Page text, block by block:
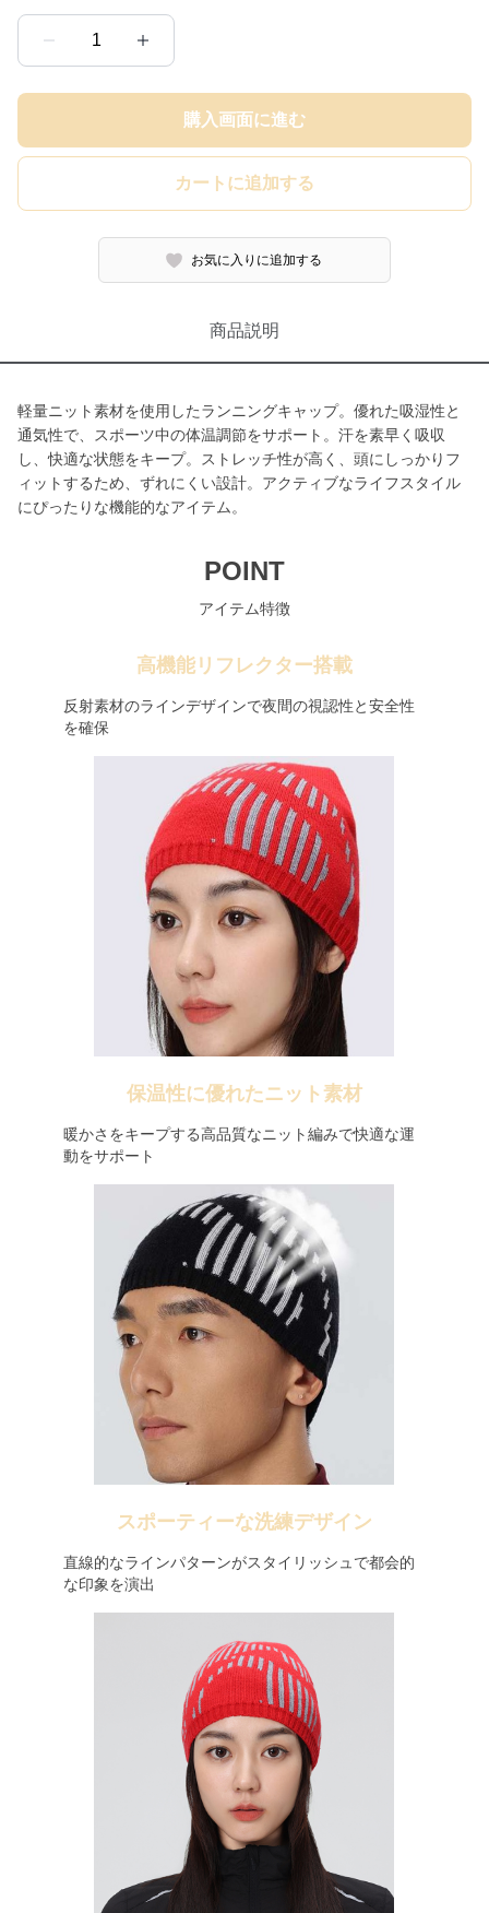
1
購入画面に進む
カートに追加する
お気に入りに追加する
商品説明
軽量ニット素材を使用したランニングキャップ。優れた吸湿性と
通気性で、スポーツ中の体温調節をサポート。汗を素早く吸収
し、快適な状態をキープ。ストレッチ性が高く、頭にしっかりフ
ィットするため、ずれにくい設計。アクティブなライフスタイル
にぴったりな機能的なアイテム。
POINT
アイテム特徴
高機能リフレクター搭載
反射素材のラインデザインで夜間の視認性と安全性
を確保
保温性に優れたニット素材
暖かさをキープする高品質なニット編みで快適な運
動をサポート
スポーティーな洗練デザイン
直線的なラインパターンがスタイリッシュで都会的
な印象を演出